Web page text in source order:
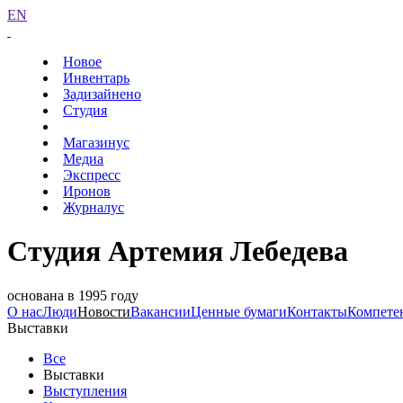
EN
Новое
Инвентарь
Задизайнено
Студия
Магазинус
Медиа
Экспресс
Иронов
Журналус
Студия Артемия Лебедева
основана в 1995 году
О насЛюдиНовостиВакансииЦенные бумагиКонтакты
Выставки
Все
Выставки
Выступления